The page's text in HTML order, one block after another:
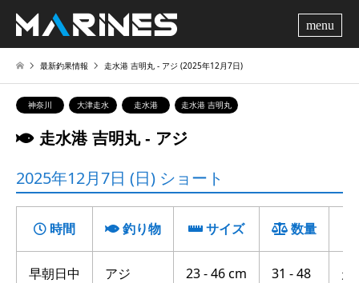
最新釣果情報 走水港 吉明丸 ‐ アジ (2025年12月7日)
神奈川 大津走水 走水港 走水港 吉明丸
走水港 吉明丸 ‐ アジ
2025年12月7日 (日) ショート
時間 釣り物 サイズ 数量
早朝日中 アジ 23 - 46 cm 31 - 48 走